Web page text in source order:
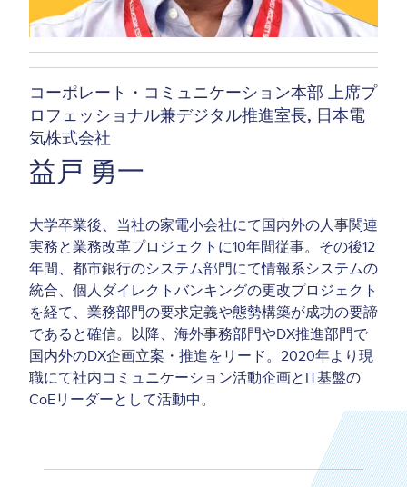
コーポレート・コミュニケーション本部 上席プ
ロフェッショナル兼デジタル推進室長
日本電
気株式会社
益戸 勇一
大学卒業後、当社の家電小会社にて国内外の人事関連
実務と業務改革プロジェクトに10年間従事。その後12
年間、都市銀行のシステム部門にて情報系システムの
統合、個人ダイレクトバンキングの更改プロジェクト
を経て、業務部門の要求定義や態勢構築が成功の要諦
であると確信。以降、海外事務部門やDX推進部門で
国内外のDX企画立案・推進をリード。2020年より現
職にて社内コミュニケーション活動企画とIT基盤の
CoEリーダーとして活動中。